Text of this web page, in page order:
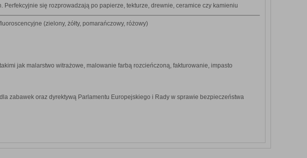
się rozprowadzają po papierze, tekturze, drewnie, ceramice czy kamieniu
(zielony, żółty, pomarańczowy, różowy)
jak malarstwo witrażowe, malowanie farbą rozcieńczoną, fakturowanie, impasto
zabawek oraz dyrektywą Parlamentu Europejskiego i Rady w sprawie bezpieczeństwa